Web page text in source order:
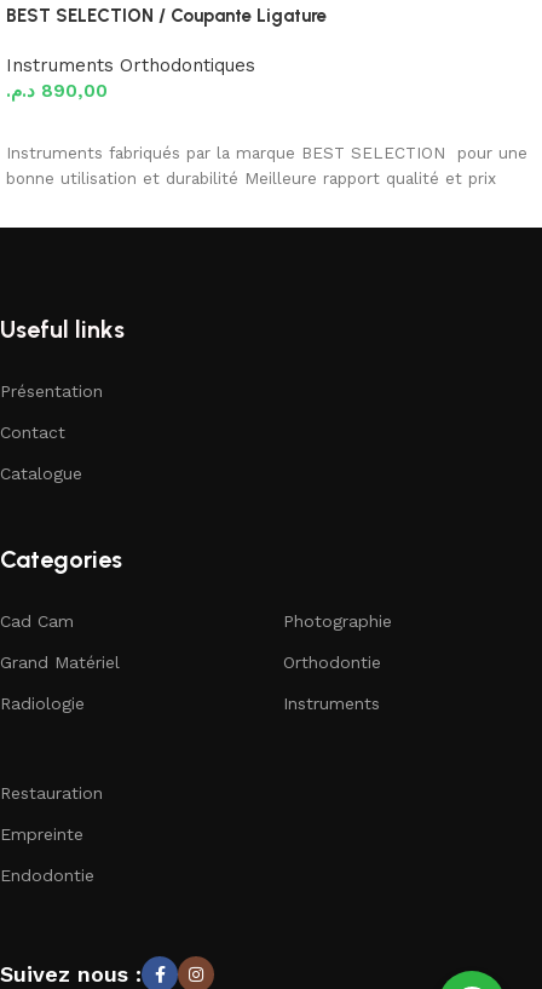
BEST SELECTION / Coupante Ligature
Instruments Orthodontiques
890,00 د.م.
Instruments fabriqués par la marque BEST SELECTION pour une
bonne utilisation et durabilité Meilleure rapport qualité et prix
Useful links
Présentation
Contact
Catalogue
Categories
Cad Cam
Grand Matériel
Radiologie
Photographie
Orthodontie
Instruments
Restauration
Empreinte
Endodontie
Suivez nous :